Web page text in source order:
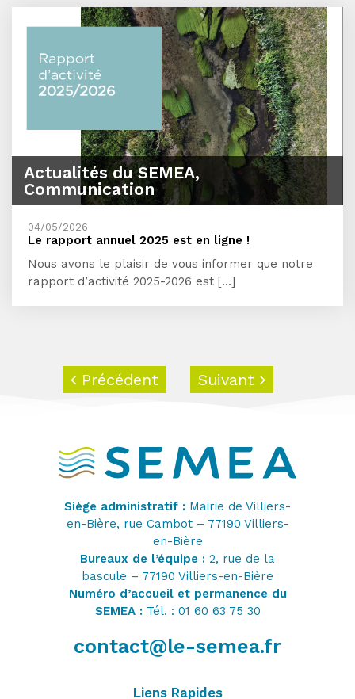
Actualités du SEMEA,
Communication
04/05/2026
Le rapport annuel 2025 est en ligne !
Nous avons le plaisir de vous informer que notre
rapport d’activité 2025-2026 est [...]
Précédent Suivant
Siège administratif : Mairie de Villiers-
en-Bière, rue Cambot – 77190 Villiers-
en-Bière
Bureaux de l’équipe : 2, rue de la
bascule – 77190 Villiers-en-Bière
Numéro d’accueil et permanence du
SEMEA : Tél. : 01 60 63 75 30
contact@le-semea.fr
Liens Rapides